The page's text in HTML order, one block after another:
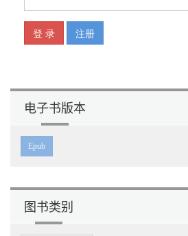
用户反馈 /梅花K
用户访谈 /方块A
用户画像 /方块2
用户体验地图 /方块5
舆情监测 /方块6
语义差异模型 /方块7
远程访谈 /方块8
远程焦点小组 /方块9
远程可用性测试 /方块10
5E 模型 /JOKER（小王）
5W1H /JOKER（大王）
电子书版本
Epub
图书类别